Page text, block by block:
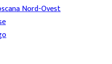
Nord-Ovest